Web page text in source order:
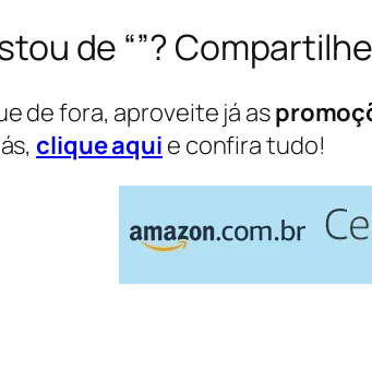
de “”?
de fora, aproveite já as
clique aqui e confira tudo!